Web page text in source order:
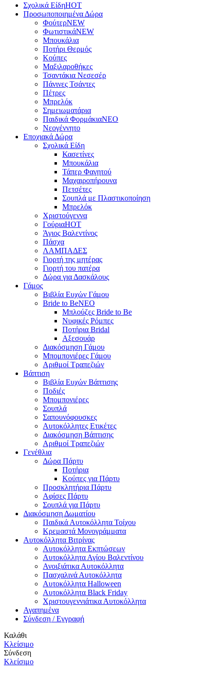
Σχολικά ΕίδηΗΟΤ
Προσωποποιημένα Δώρα
ΦούτερNEW
ΦωτιστικάNEW
Μπουκάλια
Ποτήρι Θερμός
Κούπες
Μαξιλαροθήκες
Τσαντάκια Νεσεσέρ
Πάνινες Τσάντες
Πέτρες
Μπρελόκ
Σημειωματάρια
Παιδικά ΦορμάκιαNEO
Νεογέννητο
Εποχιακά Δώρα
Σχολικά Είδη
Κασετίνες
Μπουκάλια
Τάπερ Φαγητού
Μαχαιροπήρουνα
Πετσέτες
Σουπλά με Πλαστικοποίηση
Μπρελόκ
Χριστούγεννα
ΓούριαHOT
Άγιος Βαλεντίνος
Πάσχα
ΛΑΜΠΑΔΕΣ
Γιορτή της μητέρας
Γιορτή του πατέρα
Δώρα για Δασκάλους
Γάμος
Βιβλία Ευχών Γάμου
Bride to BeNEO
Μπλούζες Bride to Be
Νυφικές Ρόμπες
Ποτήρια Bridal
Αξεσουάρ
Διακόσμηση Γάμου
Μπομπονιέρες Γάμου
Αριθμοί Τραπεζιών
Βάπτιση
Βιβλία Ευχών Βάπτισης
Ποδιές
Μπομπονιέρες
Σουπλά
Σαπουνόφουσκες
Αυτοκόλλητες Ετικέτες
Διακόσμηση Βάπτισης
Αριθμοί Τραπεζιών
Γενέθλια
Δώρα Πάρτυ
Ποτήρια
Κούπες για Πάρτυ
Προσκλητήρια Πάρτυ
Αφίσες Πάρτυ
Σουπλά για Πάρτυ
Διακόσμηση Δωματίου
Παιδικά Αυτοκόλλητα Τοίχου
Κρεμαστά Μονογράμματα
Αυτοκόλλητα Βιτρίνας
Αυτοκόλλητα Εκπτώσεων
Αυτοκόλλητα Αγίου Βαλεντίνου
Ανοιξιάτικα Αυτοκόλλητα
Πασχαλινά Αυτοκόλλητα
Αυτοκόλλητα Halloween
Αυτοκόλλητα Black Friday
Χριστουγεννιάτικα Αυτοκόλλητα
Αγαπημένα
Σύνδεση / Εγγραφή
Καλάθι
Κλείσιμο
Σύνδεση
Κλείσιμο